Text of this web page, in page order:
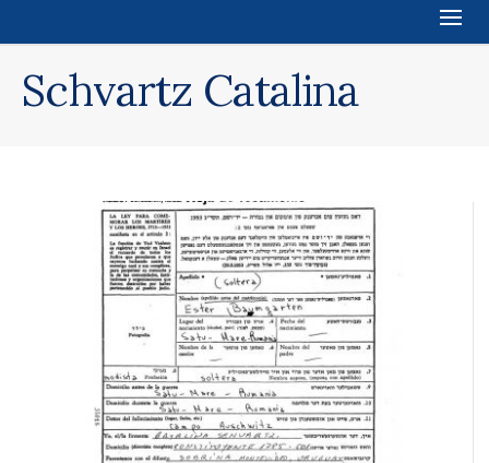
Schvartz Catalina